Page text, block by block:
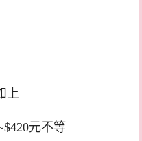
上
元不等